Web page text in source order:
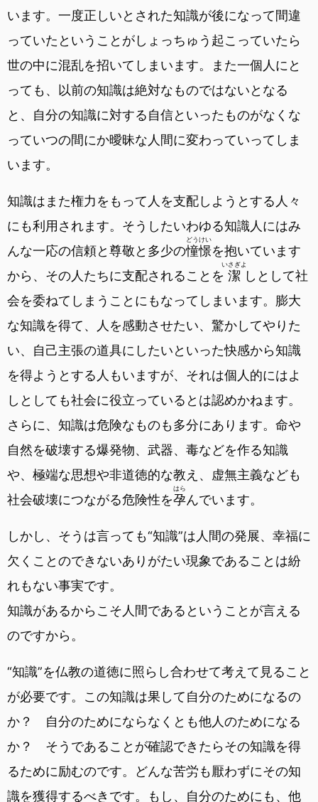
います。一度正しいとされた知識が後になって間違
っていたということがしょっちゅう起こっていたら
世の中に混乱を招いてしまいます。また一個人にと
っても、以前の知識は絶対なものではないとなる
と、自分の知識に対する自信といったものがなくな
っていつの間にか曖昧な人間に変わっていってしま
います。
知識はまた権力をもって人を支配しようとする人々
にも利用されます。そうしたいわゆる知識人にはみ
んな一応の信頼と尊敬と多少の憧憬
どうけい
を抱いています
から、その人たちに支配されることを 潔
いさぎよ
しとして社
会を委ねてしまうことにもなってしまいます。膨大
な知識を得て、人を感動させたい、驚かしてやりた
い、自己主張の道具にしたいといった快感から知識
を得ようとする人もいますが、それは個人的にはよ
しとしても社会に役立っているとは認めかねます。
さらに、知識は危険なものも多分にあります。命や
自然を破壊する爆発物、武器、毒などを作る知識
や、極端な思想や非道徳的な教え、虚無主義なども
社会破壊につながる危険性を孕
はら
んでいます。
しかし、そうは言っても“知識”は人間の発展、幸福に
欠くことのできないありがたい現象であることは紛
れもない事実です。
知識があるからこそ人間であるということが言える
のですから。
“知識”を仏教の道徳に照らし合わせて考えて見ること
が必要です。この知識は果して自分のためになるの
か？ 自分のためにならなくとも他人のためになる
か？ そうであることが確認できたらその知識を得
るために励むのです。どんな苦労も厭わずにその知
識を獲得するべきです。もし、自分のためにも、他